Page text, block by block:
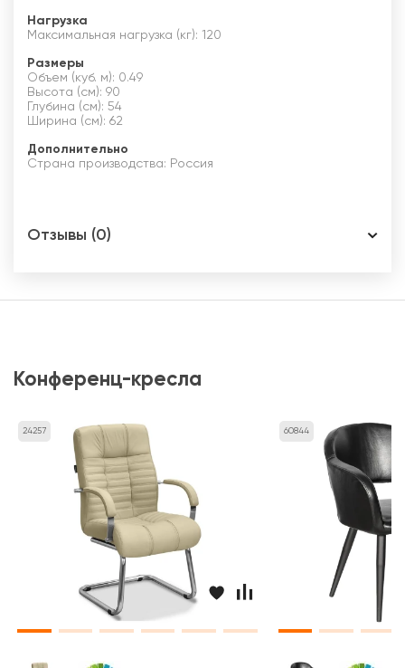
Нагрузка
Максимальная нагрузка (кг): 120
Размеры
Объем (куб. м): 0.49
Высота (см): 90
Глубина (см): 54
Ширина (см): 62
Дополнительно
Страна производства: Россия
Отзывы (0)
Конференц-кресла
24257 60844